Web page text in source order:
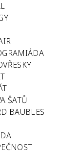
ŠATŮ
BAUBLES